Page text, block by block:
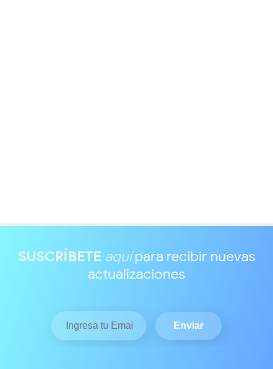
SUSCRÍBETE aquípara recibir nuevas
actualizaciones